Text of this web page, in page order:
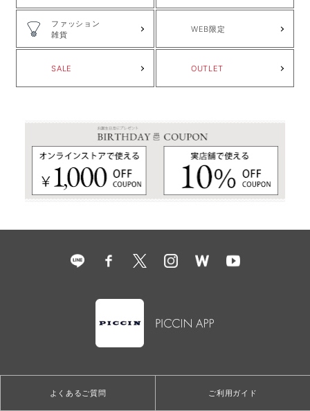
ファッション
雑貨
WEB限定
SALE OUTLET
よくあるご質問 ご利用ガイド